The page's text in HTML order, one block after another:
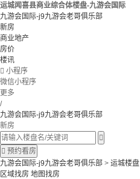
运城闻喜县商业综合体楼盘-九游会国际
九游会国际-j9九游会老哥俱乐部
新房
商业地产
房价
楼讯
 小程序
微信小程序
更多
/
九游会国际-j9九游会老哥俱乐部
新房

 预约看房
九游会国际-j9九游会老哥俱乐部 > 运城楼盘
区域找房 地图找房